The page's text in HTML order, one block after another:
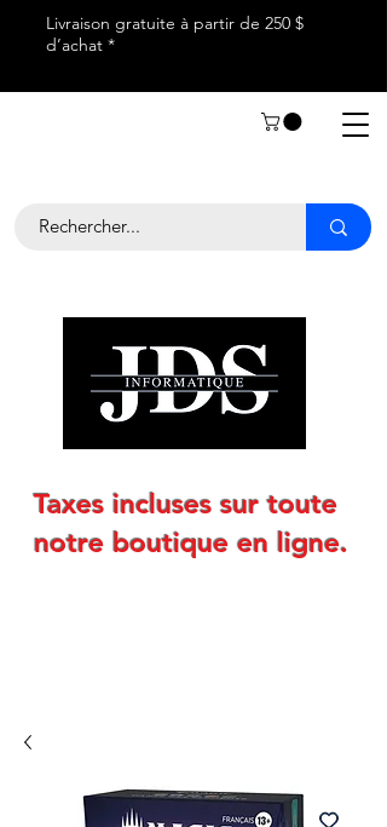
Livraison gratuite à partir de 250 $
d’achat *
Taxes incluses sur toute
notre boutique en ligne.